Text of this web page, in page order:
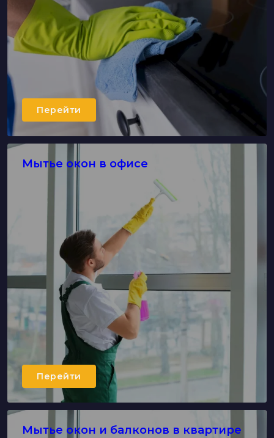
Перейти
Мытье окон в офисе
Перейти
Мытье окон и балконов в квартире